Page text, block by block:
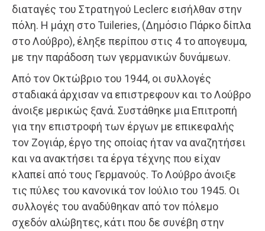
διαταγές του Στρατηγού Leclerc εισήλθαν στην
πόλη. Η μάχη στο Tuileries, (Δημόσιο Πάρκο δίπλα
στο Λούβρο), έληξε περίπου στις 4 το απογευμα,
με την παράδοση των γερμανικών δυνάμεων.
Από τον Οκτώβριο του 1944, οι συλλογές
σταδιακά άρχισαν να επιστρεφουν και το Λούβρο
άνοιξε μερικώς ξανά. Συστάθηκε μια Επιτροπή
για την επιστροφή των έργων με επικεφαλής
τον Ζογιάρ, έργο της οποίας ήταν να αναζητήσει
και να ανακτήσει τα έργα τέχνης που είχαν
κλαπεί από τους Γερμανούς. Το Λούβρο άνοιξε
τις πύλες του κανονικά τον Ιούλιο του 1945. Οι
συλλογές του αναδύθηκαν από τον πόλεμο
σχεδόν αλώβητες, κάτι που δε συνέβη στην